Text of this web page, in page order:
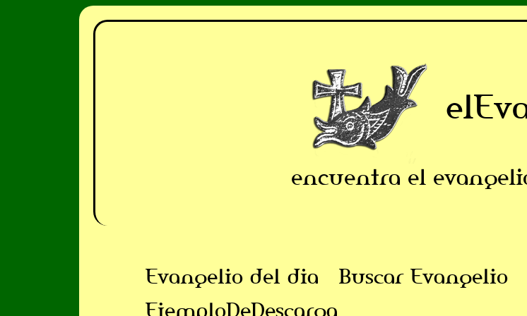
encuentra el
Evangelio del dia Buscar Evangelio
EjemploDeDescarga